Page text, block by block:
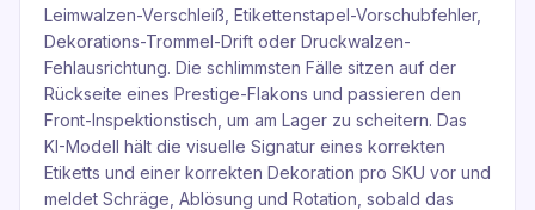
Leimwalzen-Verschleiß, Etikettenstapel-Vorschubfehler,
Dekorations-Trommel-Drift oder Druckwalzen-
Fehlausrichtung. Die schlimmsten Fälle sitzen auf der
Rückseite eines Prestige-Flakons und passieren den
Front-Inspektionstisch, um am Lager zu scheitern. Das
KI-Modell hält die visuelle Signatur eines korrekten
Etiketts und einer korrekten Dekoration pro SKU vor und
meldet Schräge, Ablösung und Rotation, sobald das